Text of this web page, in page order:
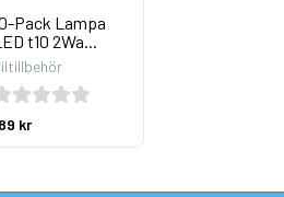
Pack Lampa
t10 2Wa...
kr